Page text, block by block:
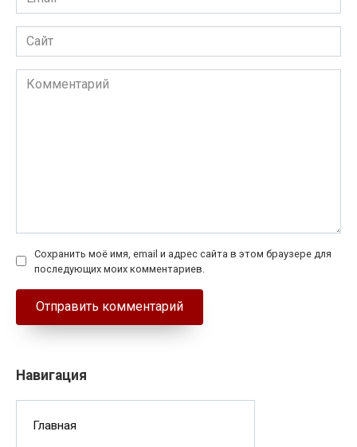
*
Сайт
Комментарий
Сохранить моё имя, email и адрес сайта в этом браузере для
последующих моих комментариев.
Навигация
Главная